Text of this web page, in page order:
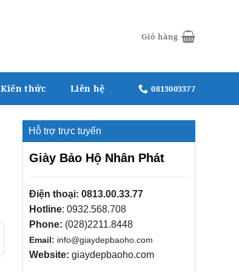
Giỏ hàng
Kiến thức Liên hệ 0813003377
Hỗ trợ trực tuyến
Giày Bảo Hộ Nhân Phát
Điện thoại: 0813.00.33.77
Hotline: 0932.568.708
Phone: (028)2211.8448
Email: info@giaydepbaoho.com
Website: giaydepbaoho.com